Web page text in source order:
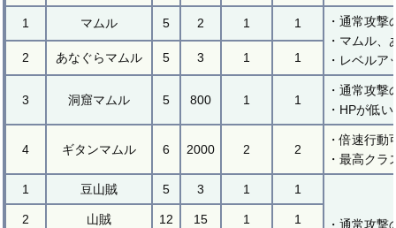
1 マムル 5 2 1 1
・通常攻撃
・マムル
・レベル
2 あなぐらマムル 5 3 1 1
3 洞窟マムル 5 800 1 1
・通常攻
・HPが低
4 ギタンマムル 6 2000 2 2
・倍速行
・最高クラ
1 豆山賊 5 3 1 1
・通常攻撃
2 山賊 12 15 1 1